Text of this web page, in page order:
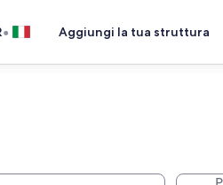
• Aggiungi la tua struttura